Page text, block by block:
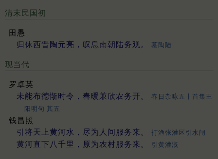
清末民国初
田愚
归休西晋陶元亮，叹息南朝陆务观。
慕陶陆
现当代
罗卓英
未能布德惭时令，春暖兼欣农务开。
春日杂咏五十首集王
阳明句 其五
钱昌照
引将天上黄河水，尽为人间服务来。
打渔张灌区引水闸
黄河直下八千里，原为农村服务来。 引黄灌溉